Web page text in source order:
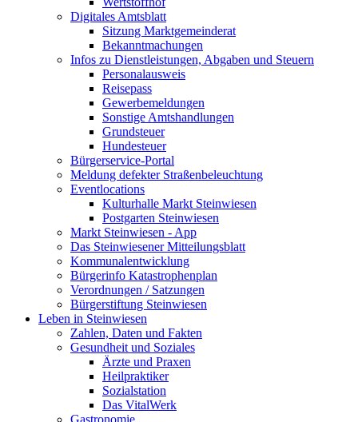
Digitales Amtsblatt
Sitzung Marktgemeinderat
Bekanntmachungen
Infos zu Dienstleistungen, Abgaben und Steuern
Personalausweis
Reisepass
Gewerbemeldungen
Sonstige Amtshandlungen
Grundsteuer
Hundesteuer
Bürgerservice-Portal
Meldung defekter Straßenbeleuchtung
Eventlocations
Kulturhalle Markt Steinwiesen
Postgarten Steinwiesen
Markt Steinwiesen - App
Das Steinwiesener Mitteilungsblatt
Kommunalentwicklung
Bürgerinfo Katastrophenplan
Verordnungen / Satzungen
Bürgerstiftung Steinwiesen
Leben in Steinwiesen
Zahlen, Daten und Fakten
Gesundheit und Soziales
Ärzte und Praxen
Heilpraktiker
Sozialstation
Das VitalWerk
Gastronomie